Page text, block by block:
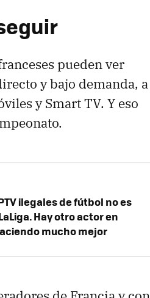
pueden ver
y bajo demanda, a
y Smart TV. Y eso
ilegales de fútbol no es
Hay otro actor en
mucho mejor